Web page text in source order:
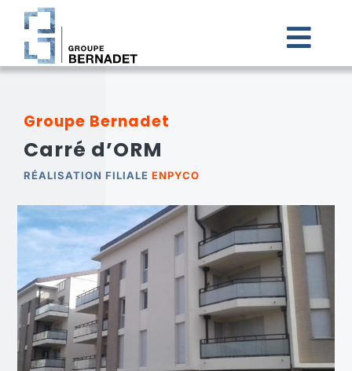
Passer
contenu
LE GROUPE BERNADET
CARRIÈRES
ACTUALITÉS
CONTACT
Groupe Bernadet
Carré d’ORM
RÉALISATION FILIALE ENPYCO